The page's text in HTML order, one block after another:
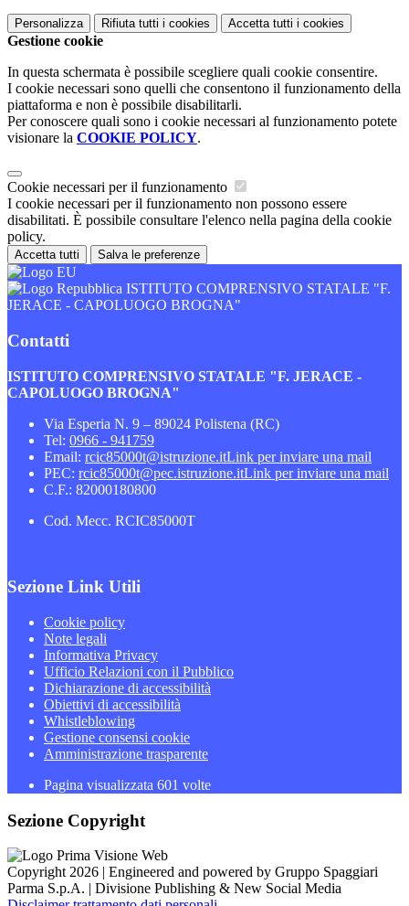
Personalizza Rifiuta tutti i cookies Accetta tutti i cookies
Gestione cookie
In questa schermata è possibile scegliere quali cookie consentire.
I cookie necessari sono quelli che consentono il funzionamento della
piattaforma e non è possibile disabilitarli.
Per conoscere quali sono i cookie necessari al funzionamento potete
visionare la COOKIE POLICY.
Cookie necessari per il funzionamento
I cookie necessari per il funzionamento non possono essere
disabilitati. È possibile consultare l'elenco nella pagina della cookie
policy.
Accetta tutti Salva le preferenze
ISTITUTO COMPRENSIVO STATALE "F.
JERACE - CAPOLUOGO BROGNA"
Contatti
ISTITUTO COMPRENSIVO STATALE "F. JERACE -
CAPOLUOGO BROGNA"
Via Esperia N. 9 – 89024 Polistena (RC)
Tel: 0966 - 941759
Email: rcic85000t@istruzione.itLink per inviare una mail
PEC: rcic85000t@pec.istruzione.itLink per inviare una mail
C.F.: 82000180800
Cod. Mecc. RCIC85000T
Sezione Link Utili
Cookie policy
Note legali
Informativa Privacy
Ufficio Relazioni con il Pubblico
Dichiarazione di accessibilità
Obiettivi di accessibilità
Whistleblowing
Gestione consensi cookie
Amministrazione trasparente
Pagina visualizzata 601 volte
Sezione Copyright
Copyright 2026 | Engineered and powered by Gruppo Spaggiari
Parma S.p.A. | Divisione Publishing & New Social Media